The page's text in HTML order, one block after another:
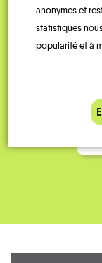
anonymes et
statistiques
popularité et à